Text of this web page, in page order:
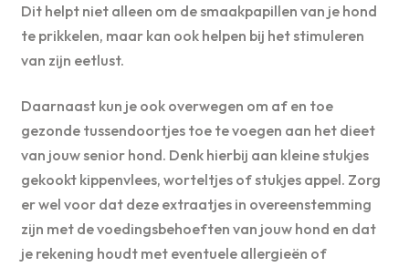
Dit helpt niet alleen om de smaakpapillen van je hond
te prikkelen, maar kan ook helpen bij het stimuleren
van zijn eetlust.
Daarnaast kun je ook overwegen om af en toe
gezonde tussendoortjes toe te voegen aan het dieet
van jouw senior hond. Denk hierbij aan kleine stukjes
gekookt kippenvlees, worteltjes of stukjes appel. Zorg
er wel voor dat deze extraatjes in overeenstemming
zijn met de voedingsbehoeften van jouw hond en dat
je rekening houdt met eventuele allergieën of